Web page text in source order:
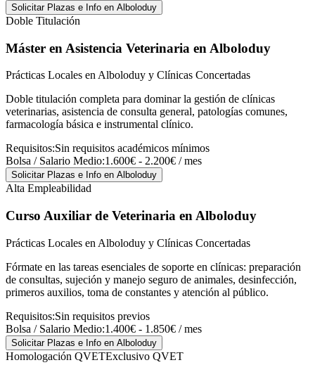
Solicitar Plazas e Info en Alboloduy
Doble Titulación
Máster en Asistencia Veterinaria en Alboloduy
Prácticas Locales en Alboloduy y Clínicas Concertadas
Doble titulación completa para dominar la gestión de clínicas
veterinarias, asistencia de consulta general, patologías comunes,
farmacología básica e instrumental clínico.
Requisitos:Sin requisitos académicos mínimos
Bolsa / Salario Medio:1.600€ - 2.200€ / mes
Solicitar Plazas e Info en Alboloduy
Alta Empleabilidad
Curso Auxiliar de Veterinaria en Alboloduy
Prácticas Locales en Alboloduy y Clínicas Concertadas
Fórmate en las tareas esenciales de soporte en clínicas: preparación
de consultas, sujeción y manejo seguro de animales, desinfección,
primeros auxilios, toma de constantes y atención al público.
Requisitos:Sin requisitos previos
Bolsa / Salario Medio:1.400€ - 1.850€ / mes
Solicitar Plazas e Info en Alboloduy
Homologación QVETExclusivo QVET